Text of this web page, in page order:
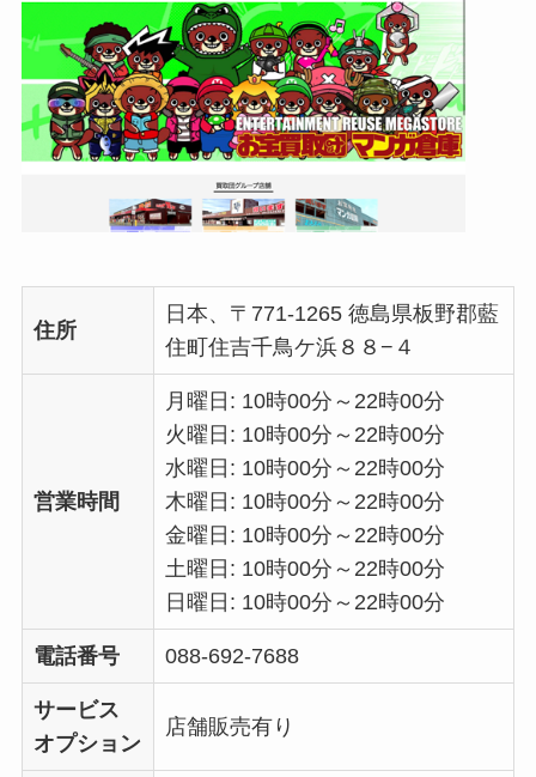
住所
日本、〒771-1265 徳島県板野郡藍
住町住吉千鳥ケ浜８８−４
営業時間
月曜日: 10時00分～22時00分
火曜日: 10時00分～22時00分
水曜日: 10時00分～22時00分
木曜日: 10時00分～22時00分
金曜日: 10時00分～22時00分
土曜日: 10時00分～22時00分
日曜日: 10時00分～22時00分
電話番号 088-692-7688
サービス
オプション
店舗販売有り